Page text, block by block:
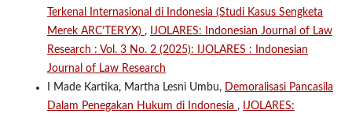
Terkenal Internasional di Indonesia (Studi Kasus Sengketa
Merek ARC’TERYX) ,
IJOLARES: Indonesian Journal of Law
Research : Vol. 3 No. 2 (2025): IJOLARES : Indonesian
Journal of Law Research
I Made Kartika, Martha Lesni Umbu,
Demoralisasi Pancasila
Dalam Penegakan Hukum di Indonesia ,
IJOLARES: